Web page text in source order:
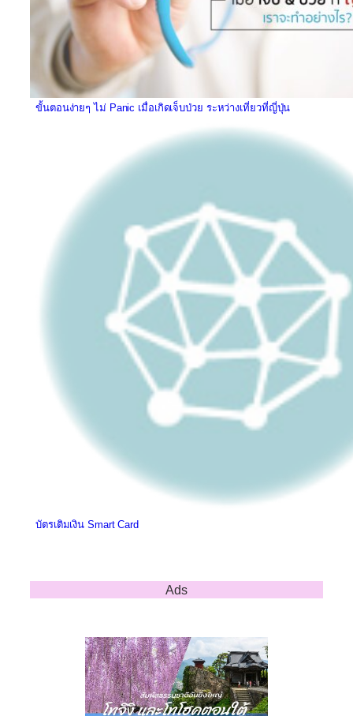
ขั้นตอนง่ายๆ ไม่ Panic เมื่อเกิดเจ็บป่วย ระหว่างเที่ยวที่ญี่ปุ่น
บัตรเติมเงิน Smart Card
Ads